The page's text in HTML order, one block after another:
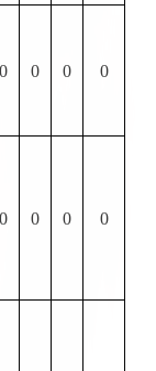
0 0 0 0
0 0 0 0